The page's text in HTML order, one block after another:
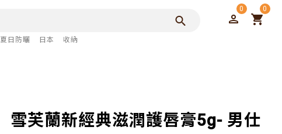
夏日防曬 日本 收納
0 0
雪芙蘭新經典滋潤護唇膏5g- 男仕